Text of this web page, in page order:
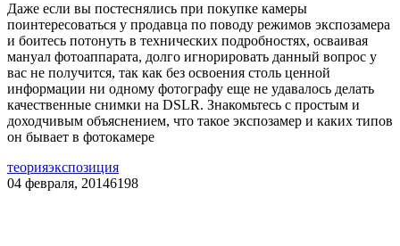
Даже если вы постеснялись при покупке камеры
поинтересоваться у продавца по поводу режимов экспозамера
и боитесь потонуть в технических подробностях, осваивая
мануал фотоаппарата, долго игнорировать данный вопрос у
вас не получится, так как без освоения столь ценной
информации ни одному фотографу еще не удавалось делать
качественные снимки на DSLR. Знакомьтесь с простым и
доходчивым объяснением, что такое экспозамер и каких типов
он бывает в фотокамере
теорияэкспозиция
04 февраля, 20146198